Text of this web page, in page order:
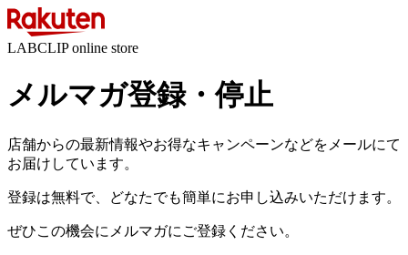
LABCLIP online store
メルマガ登録・停止
店舗からの最新情報やお得なキャンペーンなどをメールにて
お届けしています。
登録は無料で、どなたでも簡単にお申し込みいただけます。
ぜひこの機会にメルマガにご登録ください。